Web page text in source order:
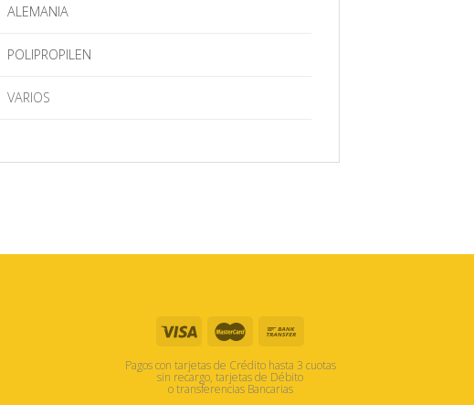
ALEMANIA
POLIPROPILEN
VARIOS
Pagos con tarjetas de Crédito hasta 3 cuotas
sin recargo, tarjetas de Débito
o transferencias Bancarias